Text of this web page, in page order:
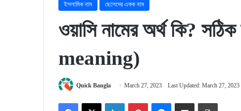
ইসলামিক নাম ছেলেদের একক নাম
ওয়াসি নামের অর্থ কি?
meaning)
Quick Bangla March 27, 2023 Last Updated: March 27, 2023
FacebookX LinkedInPinterestMessengerShare via Email Print